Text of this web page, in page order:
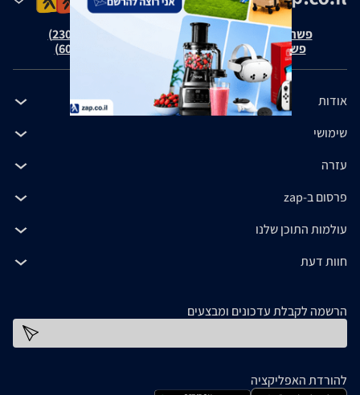
פשרה בת"צ אבנצ'יק נ' זאפ גרופ (ת"צ 23008-08-20)
פשרה בת"צ כהנים נ' זאפ גרופ (ת"צ 60371-12-19)
אודות
שימושי
עזרה
פרסום ב-zap
עולמות התוכן שלנו
חוות דעת
הרשמה לקבלת עדכונים ומבצעים
להורדת האפליקציה